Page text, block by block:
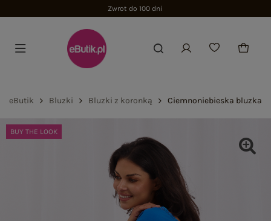
Zwrot do 100 dni
eButik Bluzki Bluzki z koronką Ciemnoniebieska bluzka z
BUY THE LOOK